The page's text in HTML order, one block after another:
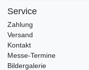
Service
Zahlung
Versand
Kontakt
Messe-Termine
Bildergalerie